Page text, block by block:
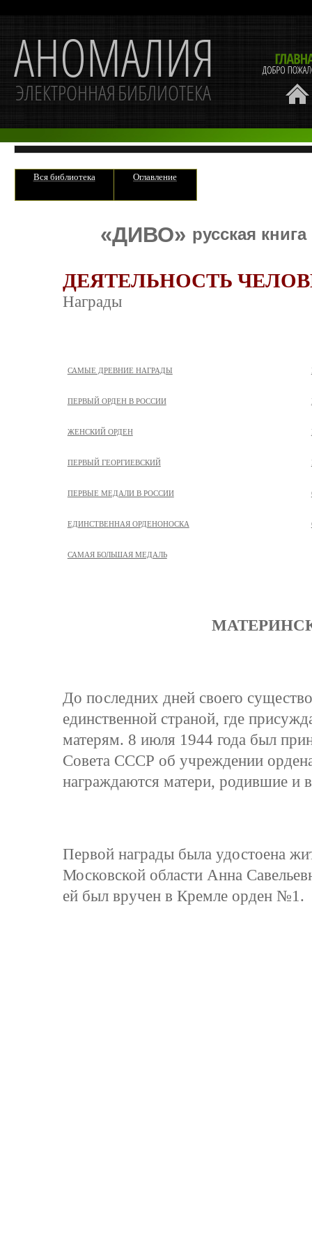
Вся библиотека Оглавление
«ДИВО» русская
ДЕЯТЕЛЬНОСТЬ
Награды
САМЫЕ ДРЕВНИЕ НАГРАДЫ
ПЕРВЫЙ ОРДЕН В РОССИИ
ЖЕНСКИЙ ОРДЕН
ПЕРВЫЙ ГЕОРГИЕВСКИЙ
ПЕРВЫЕ МЕДАЛИ В РОССИИ
ЕДИНСТВЕННАЯ ОРДЕНОНОСКА
САМАЯ БОЛЬШАЯ МЕДАЛЬ
До последних дней своего
единственной страной, где
матерям. 8 июля 1944 года был
Совета СССР об учреждении
награждаются матери, родившие и
Первой награды была удостоена
Московской области Анна
ей был вручен в Кремле орден №1.